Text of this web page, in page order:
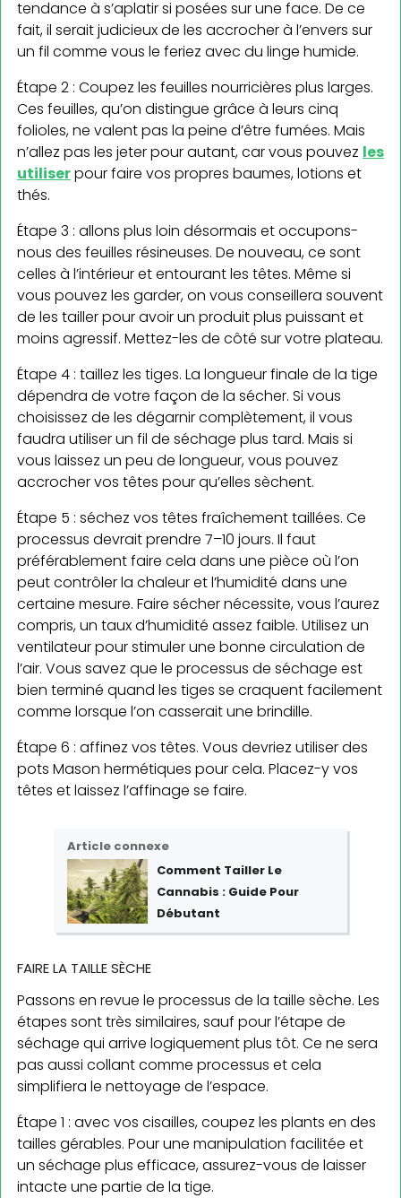
tendance à s’aplatir si posées sur une face. De ce
fait, il serait judicieux de les accrocher à l’envers sur
un fil comme vous le feriez avec du linge humide.
Étape 2 : Coupez les feuilles nourricières plus larges.
Ces feuilles, qu’on distingue grâce à leurs cinq
folioles, ne valent pas la peine d’être fumées. Mais
n’allez pas les jeter pour autant, car vous pouvez les
utiliserpour faire vos propres baumes, lotions et
thés.
Étape 3 : allons plus loin désormais et occupons-
nous des feuilles résineuses. De nouveau, ce sont
celles à l’intérieur et entourant les têtes. Même si
vous pouvez les garder, on vous conseillera souvent
de les tailler pour avoir un produit plus puissant et
moins agressif. Mettez-les de côté sur votre plateau.
Étape 4 : taillez les tiges. La longueur finale de la tige
dépendra de votre façon de la sécher. Si vous
choisissez de les dégarnir complètement, il vous
faudra utiliser un fil de séchage plus tard. Mais si
vous laissez un peu de longueur, vous pouvez
accrocher vos têtes pour qu’elles sèchent.
Étape 5 : séchez vos têtes fraîchement taillées. Ce
processus devrait prendre 7–10 jours. Il faut
préférablement faire cela dans une pièce où l’on
peut contrôler la chaleur et l’humidité dans une
certaine mesure. Faire sécher nécessite, vous l’aurez
compris, un taux d’humidité assez faible. Utilisez un
ventilateur pour stimuler une bonne circulation de
l’air. Vous savez que le processus de séchage est
bien terminé quand les tiges se craquent facilement
comme lorsque l’on casserait une brindille.
Étape 6 : affinez vos têtes. Vous devriez utiliser des
pots Mason hermétiques pour cela. Placez-y vos
têtes et laissez l’affinage se faire.
Article connexe
Comment Tailler Le
Cannabis : Guide Pour
Débutant
FAIRE LA TAILLE SÈCHE
Passons en revue le processus de la taille sèche. Les
étapes sont très similaires, sauf pour l’étape de
séchage qui arrive logiquement plus tôt. Ce ne sera
pas aussi collant comme processus et cela
simplifiera le nettoyage de l’espace.
Étape 1 : avec vos cisailles, coupez les plants en des
tailles gérables. Pour une manipulation facilitée et
un séchage plus efficace, assurez-vous de laisser
intacte une partie de la tige.